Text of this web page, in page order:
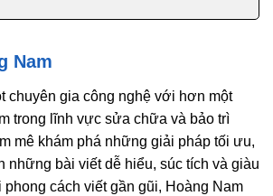
Nam
chuyên gia công nghệ với hơn một
trong lĩnh vực sửa chữa và bảo trì
mê khám phá những giải pháp tối ưu,
những bài viết dễ hiểu, súc tích và giàu
cách viết gần gũi, Hoàng Nam